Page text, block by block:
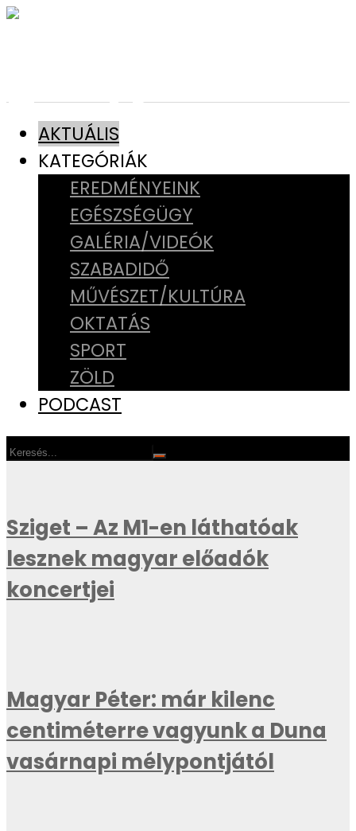
AKTUÁLIS
KATEGÓRIÁK
EREDMÉNYEINK
EGÉSZSÉGÜGY
GALÉRIA/VIDEÓK
SZABADIDŐ
MŰVÉSZET/KULTÚRA
OKTATÁS
SPORT
ZÖLD
PODCAST
Sziget – Az M1-en láthatóak
lesznek magyar előadók
koncertjei
Magyar Péter: már kilenc
centiméterre vagyunk a Duna
vasárnapi mélypontjától